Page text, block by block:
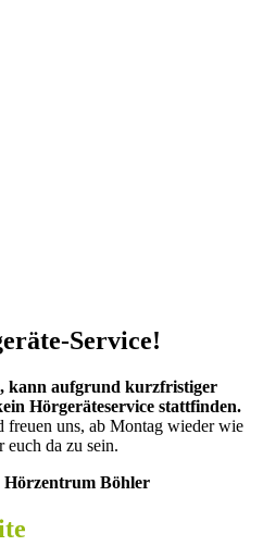
Service!
kann aufgrund kurzfristiger
Hörgeräteservice stattfinden.
freuen uns, ab Montag wieder wie
euch da zu sein.
Hörzentrum Böhler